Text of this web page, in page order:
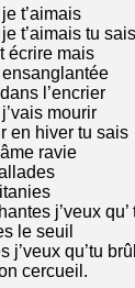
t’aimais
t’aimais tu sais
écrire mais
l’encrier
mourir
en hiver tu sais
ravie
j’veux
le seuil
j’veux qu’tu
cercueil.